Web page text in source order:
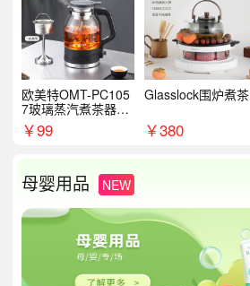
欧美特OMT-PC105
7玻璃蒸汽煮茶器黑
茶泡茶具茶壶花茶壶
￥99
Glasslock围炉煮茶
￥380
母婴用品 NEW